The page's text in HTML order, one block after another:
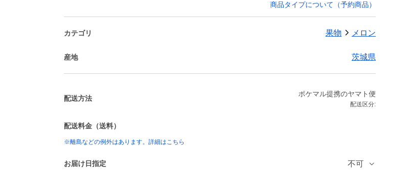
商品タイプについて（予約商品）
カテゴリ 果物 メロン
産地 茨城県
配送方法
ポケマル提携のヤマト便
配送区分:
配送料金（送料）
※離島などの例外はあります。詳細はこちら
お届け日指定 不可